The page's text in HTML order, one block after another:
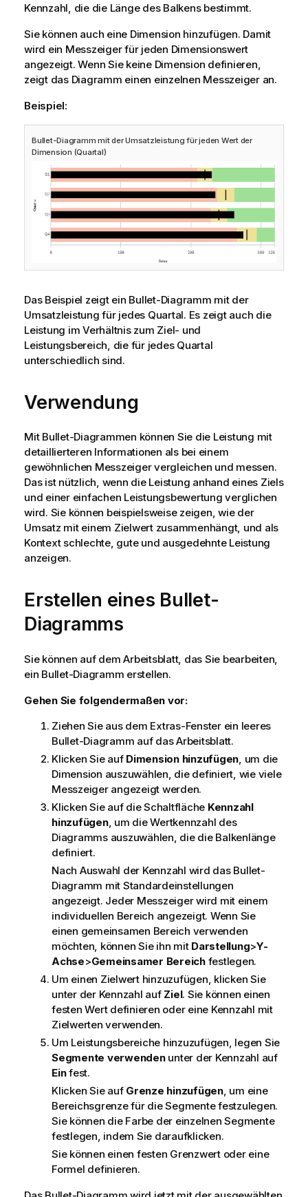
Kennzahl, die die Länge des Balkens bestimmt.
Sie können auch eine Dimension hinzufügen. Damit
wird ein Messzeiger für jeden Dimensionswert
angezeigt. Wenn Sie keine Dimension definieren,
zeigt das Diagramm einen einzelnen Messzeiger an.
Beispiel:
Bullet-Diagramm mit der Umsatzleistung für jeden Wert der
Dimension (Quartal)
Das Beispiel zeigt ein Bullet-Diagramm mit der
Umsatzleistung für jedes Quartal. Es zeigt auch die
Leistung im Verhältnis zum Ziel- und
Leistungsbereich, die für jedes Quartal
unterschiedlich sind.
Verwendung
Mit Bullet-Diagrammen können Sie die Leistung mit
detaillierteren Informationen als bei einem
gewöhnlichen Messzeiger vergleichen und messen.
Das ist nützlich, wenn die Leistung anhand eines Ziels
und einer einfachen Leistungsbewertung verglichen
wird. Sie können beispielsweise zeigen, wie der
Umsatz mit einem Zielwert zusammenhängt, und als
Kontext schlechte, gute und ausgedehnte Leistung
anzeigen.
Erstellen eines Bullet-
Diagramms
Sie können auf dem Arbeitsblatt, das Sie bearbeiten,
ein Bullet-Diagramm erstellen.
Gehen Sie folgendermaßen vor:
Ziehen Sie aus dem Extras-Fenster ein leeres
Bullet-Diagramm auf das Arbeitsblatt.
Klicken Sie auf Dimension hinzufügen , um die
Dimension auszuwählen, die definiert, wie viele
Messzeiger angezeigt werden.
Klicken Sie auf die Schaltfläche Kennzahl
hinzufügen, um die Wertkennzahl des
Diagramms auszuwählen, die die Balkenlänge
definiert.
Nach Auswahl der Kennzahl wird das Bullet-
Diagramm mit Standardeinstellungen
angezeigt. Jeder Messzeiger wird mit einem
individuellen Bereich angezeigt. Wenn Sie
einen gemeinsamen Bereich verwenden
möchten, können Sie ihn mit Darstellung>Y-
Achse>Gemeinsamer Bereichfestlegen.
Um einen Zielwert hinzuzufügen, klicken Sie
unter der Kennzahl auf Ziel. Sie können einen
festen Wert definieren oder eine Kennzahl mit
Zielwerten verwenden.
Um Leistungsbereiche hinzuzufügen, legen Sie
Segmente verwendenunter der Kennzahl auf
Einfest.
Klicken Sie auf Grenze hinzufügen, um eine
Bereichsgrenze für die Segmente festzulegen.
Sie können die Farbe der einzelnen Segmente
festlegen, indem Sie daraufklicken.
Sie können einen festen Grenzwert oder eine
Formel definieren.